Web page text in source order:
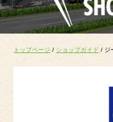
トップページ / ショップガイド / ジ